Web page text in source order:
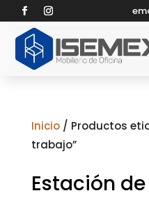
Inicio/ Productos
trabajo”
Estación